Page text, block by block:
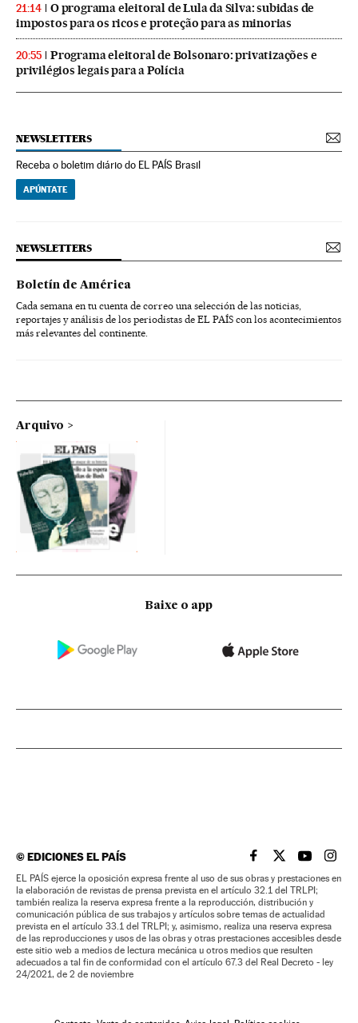
21:14
O programa eleitoral de Lula da Silva: subidas de
impostos para os ricos e proteção para as minorias
20:55
Programa eleitoral de Bolsonaro: privatizações e
privilégios legais para a Polícia
NEWSLETTERS
Receba o boletim diário do EL PAÍS Brasil
APÚNTATE
NEWSLETTERS
Boletín de América
Cada semana en tu cuenta de correo una selección de las noticias,
reportajes y análisis de los periodistas de EL PAÍS con los acontecimientos
más relevantes del continente.
Arquivo
Baixe o app
©EDICIONES EL PAÍS EL PAÍS BRASIL EN
EL PAÍSEL PAÍS
EL
EL PAÍS ejerce la oposición expresa frente al uso de sus obras y prestaciones en
la elaboración de revistas de prensa prevista en el artículo 32.1 del TRLPI;
también realiza la reserva expresa frente a la reproducción, distribución y
comunicación pública de sus trabajos y artículos sobre temas de actualidad
prevista en el artículo 33.1 del TRLPI; y, asimismo, realiza una reserva expresa
de las reproducciones y usos de las obras y otras prestaciones accesibles desde
este sitio web a medios de lectura mecánica u otros medios que resulten
adecuados a tal fin de conformidad con el artículo 67.3 del Real Decreto - ley
24/2021, de 2 de noviembre